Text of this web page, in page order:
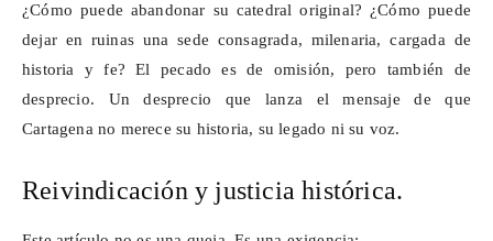
¿Cómo puede abandonar su catedral original? ¿Cómo puede
dejar en ruinas una sede consagrada, milenaria, cargada de
historia y fe? El pecado es de omisión, pero también de
desprecio. Un desprecio que lanza el mensaje de que
Cartagena no merece su historia, su legado ni su voz.
Reivindicación y justicia histórica.